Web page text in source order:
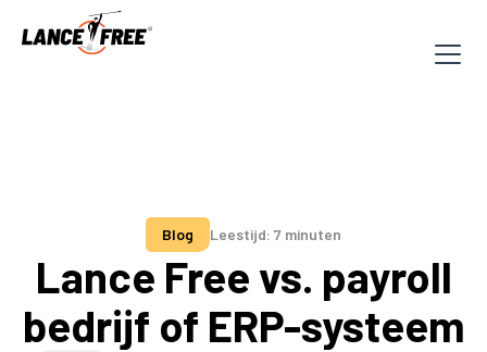
Blog Leestijd: 7 minuten
Lance Free vs. payroll
bedrijf of ERP-systeem